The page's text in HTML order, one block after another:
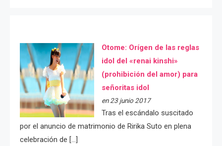
Otome: Orígen de las reglas
idol del «renai kinshi»
(prohibición del amor) para
señoritas idol
en 23 junio 2017
Tras el escándalo suscitado
por el anuncio de matrimonio de Ririka Suto en plena
celebración de […]